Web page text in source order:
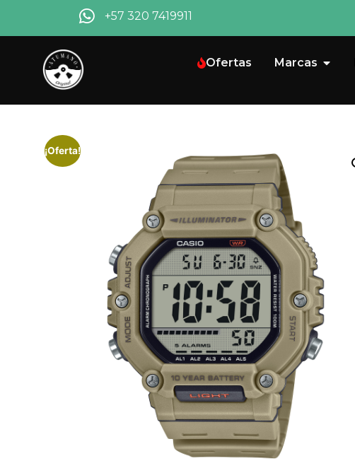
+57 320 7419911
Ofertas Marcas
¡Oferta!